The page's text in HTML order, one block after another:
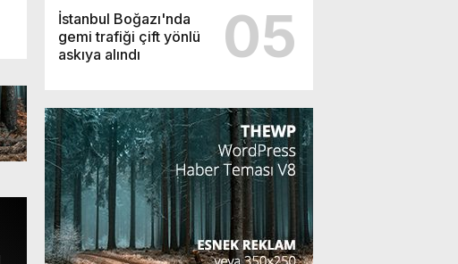
İstanbul Boğazı'nda
gemi trafiği çift yönlü
askıya alındı
05